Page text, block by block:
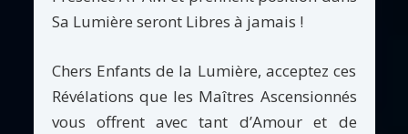
Sa Lumière seront Libres à jamais !
Chers Enfants de la Lumière, acceptez ces
Révélations que les Maîtres Ascensionnés
vous offrent avec tant d’Amour et de